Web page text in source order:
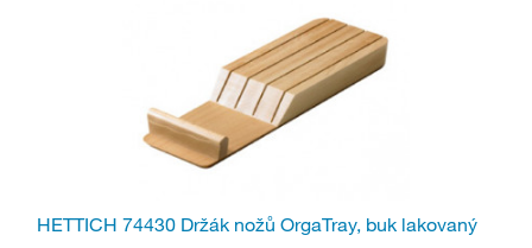
HETTICH 74430 Držák nožů OrgaTray, buk lakovaný